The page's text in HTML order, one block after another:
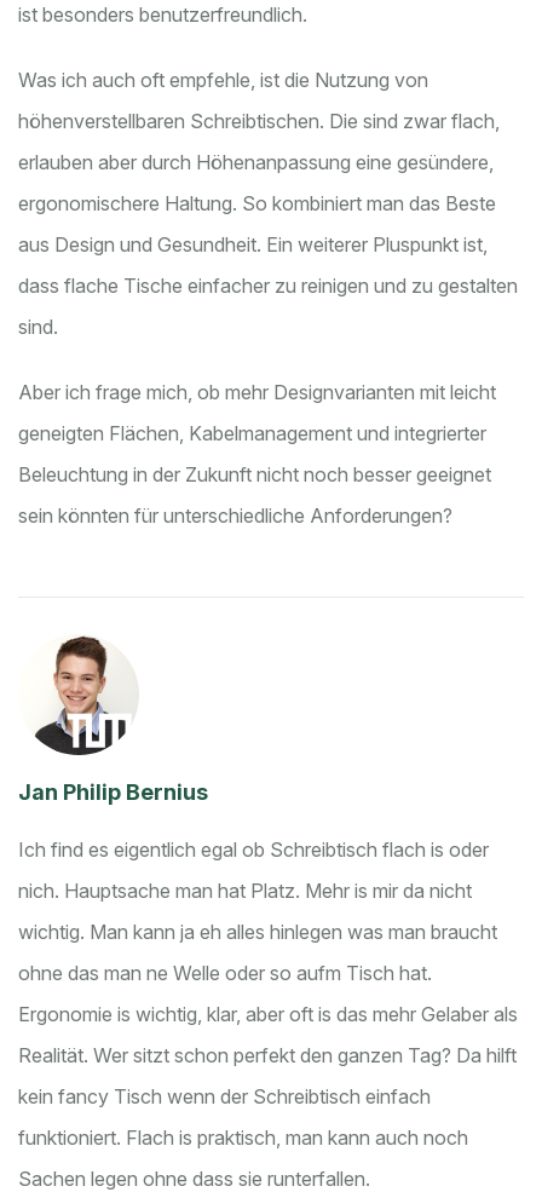
ist besonders benutzerfreundlich.
Was ich auch oft empfehle, ist die Nutzung von
höhenverstellbaren Schreibtischen. Die sind zwar flach,
erlauben aber durch Höhenanpassung eine gesündere,
ergonomischere Haltung. So kombiniert man das Beste
aus Design und Gesundheit. Ein weiterer Pluspunkt ist,
dass flache Tische einfacher zu reinigen und zu gestalten
sind.
Aber ich frage mich, ob mehr Designvarianten mit leicht
geneigten Flächen, Kabelmanagement und integrierter
Beleuchtung in der Zukunft nicht noch besser geeignet
sein könnten für unterschiedliche Anforderungen?
Jan Philip Bernius
Ich find es eigentlich egal ob Schreibtisch flach is oder
nich. Hauptsache man hat Platz. Mehr is mir da nicht
wichtig. Man kann ja eh alles hinlegen was man braucht
ohne das man ne Welle oder so aufm Tisch hat.
Ergonomie is wichtig, klar, aber oft is das mehr Gelaber als
Realität. Wer sitzt schon perfekt den ganzen Tag? Da hilft
kein fancy Tisch wenn der Schreibtisch einfach
funktioniert. Flach is praktisch, man kann auch noch
Sachen legen ohne dass sie runterfallen.